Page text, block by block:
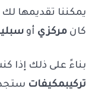
يمكننا تقديمها
كان مركزي أو
بناءً على ذلك إذا
تركيبمكيفات